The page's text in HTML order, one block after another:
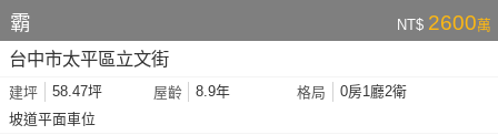
霸
NT$ 2600萬
台中市太平區立文街
建坪 58.47坪 屋齡 8.9年 格局
0房1廳2衛
坡道平面車位